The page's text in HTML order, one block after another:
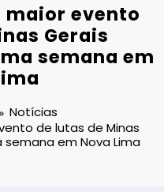
maior evento
Gerais
semana em
Notícias
de lutas de Minas
em Nova Lima